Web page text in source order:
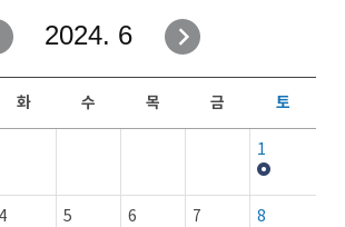
2024. 6
화 수 목 금 토
1
4 5 6 7 8